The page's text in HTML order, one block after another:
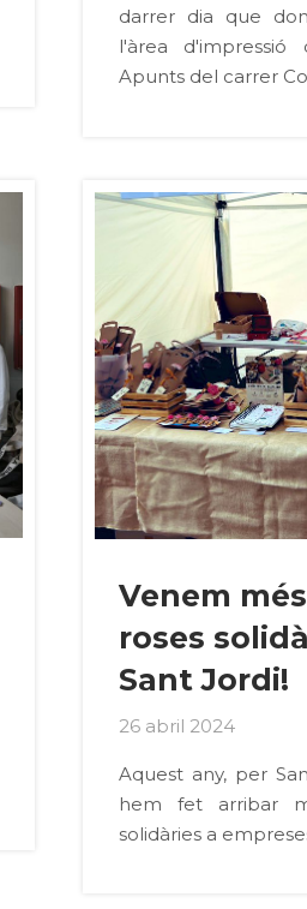
darrer dia que
l'àrea
Apunts del carrer
Venem
roses
Sant Jordi!
26 abril 2024
Aquest any, per
hem fet arribar
solidàries a